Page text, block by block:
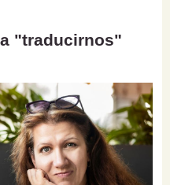
"traducirnos"